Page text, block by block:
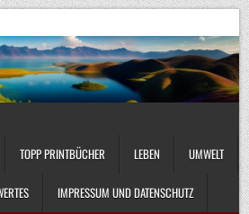
TOPP PRINTBÜCHER LEBEN UMWELT
IMPRESSUM UND DATENSCHUTZ